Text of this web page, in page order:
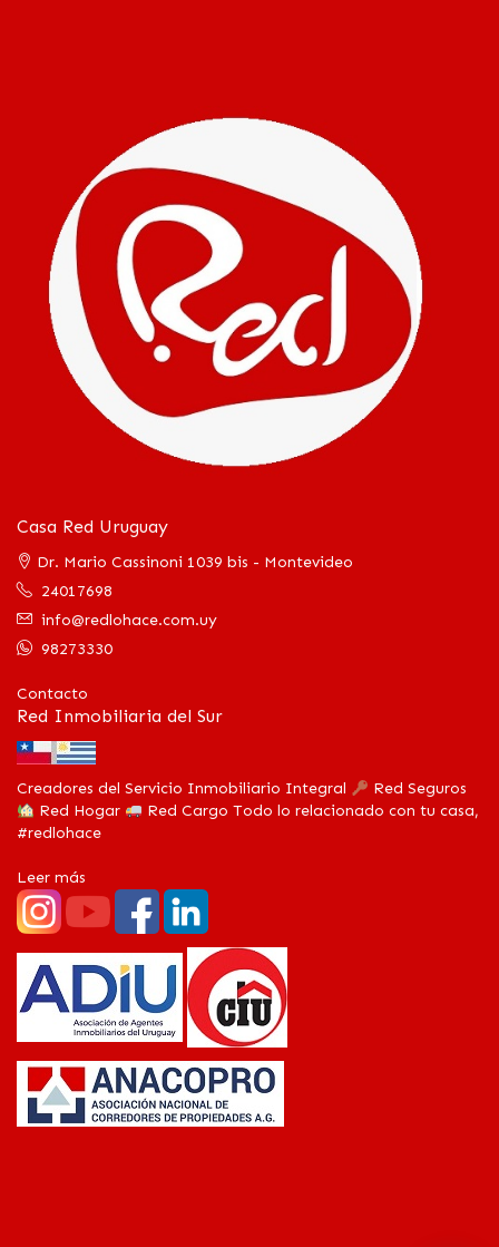
Casa Red Uruguay
Dr. Mario Cassinoni 1039 bis - Montevideo
24017698
info@redlohace.com.uy
98273330
Contacto
Red Inmobiliaria del Sur
Creadores del Servicio Inmobiliario Integral
Red Seguros
Red Hogar
Red Cargo Todo lo relacionado con tu casa,
#redlohace
Leer más